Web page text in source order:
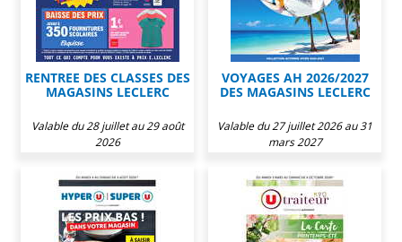
RENTREE DES CLASSES DES
MAGASINS LECLERC
Valable du 28 juillet au 29 août
2026
VOYAGES AH 2026/2027
DES MAGASINS LECLERC
Valable du 27 juillet 2026 au 31
mars 2027